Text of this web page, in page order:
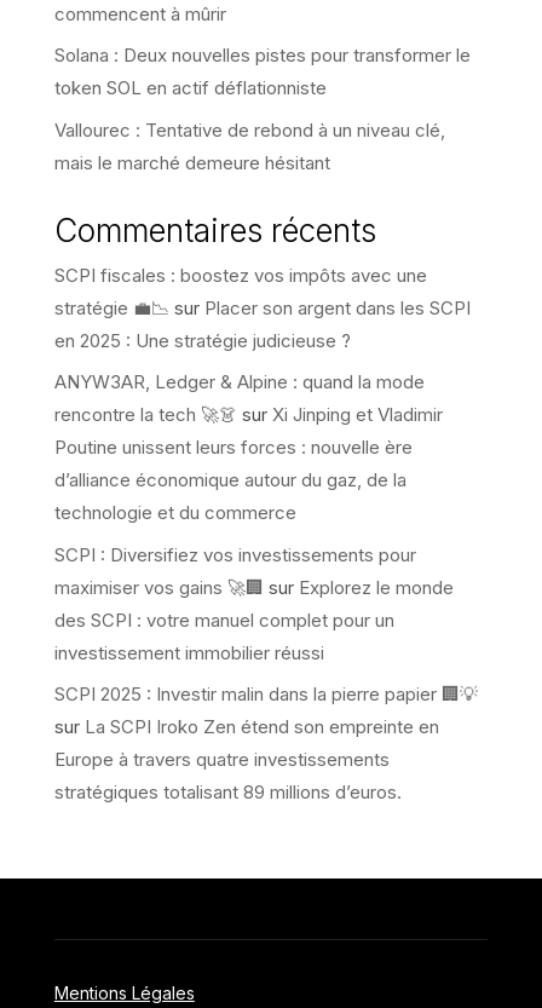
commencent à mûrir
Solana : Deux nouvelles pistes pour transformer le
token SOL en actif déflationniste
Vallourec : Tentative de rebond à un niveau clé,
mais le marché demeure hésitant
Commentaires récents
SCPI fiscales : boostez vos impôts avec une
stratégie 💼📉 sur Placer son argent dans les SCPI
en 2025 : Une stratégie judicieuse ?
ANYW3AR, Ledger & Alpine : quand la mode
rencontre la tech 🚀👗 sur Xi Jinping et Vladimir
Poutine unissent leurs forces : nouvelle ère
d’alliance économique autour du gaz, de la
technologie et du commerce
SCPI : Diversifiez vos investissements pour
maximiser vos gains 🚀🏢 sur Explorez le monde
des SCPI : votre manuel complet pour un
investissement immobilier réussi
SCPI 2025 : Investir malin dans la pierre papier 🏢💡
sur La SCPI Iroko Zen étend son empreinte en
Europe à travers quatre investissements
stratégiques totalisant 89 millions d’euros.
Mentions Légales